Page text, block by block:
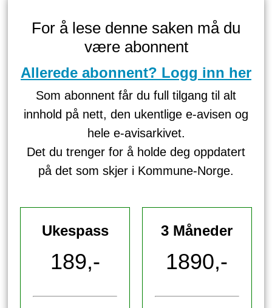
For å lese denne saken må du
være abonnent
Allerede abonnent? Logg inn her
Som abonnent får du full tilgang til alt
innhold på nett, den ukentlige e-avisen og
hele e-avisarkivet.
Det du trenger for å holde deg oppdatert
på det som skjer i Kommune-Norge.
Ukespass
189,-
3 Måneder
1890,-